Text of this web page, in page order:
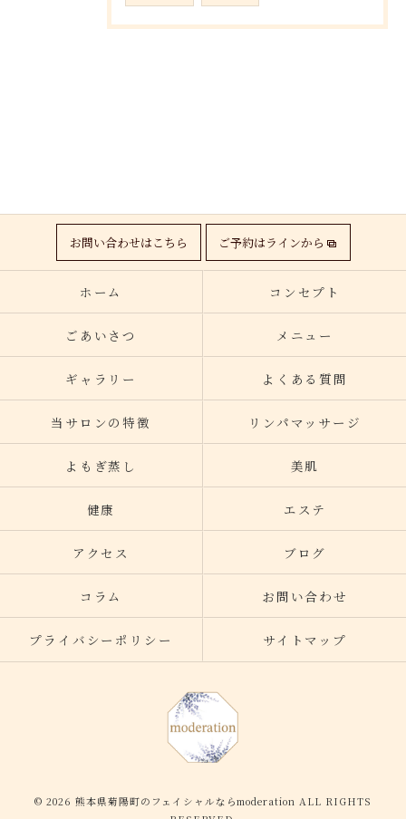
お問い合わせはこちら ご予約はラインから
ホーム コンセプト
ごあいさつ メニュー
ギャラリー よくある質問
当サロンの特徴 リンパマッサージ
よもぎ蒸し 美肌
健康 エステ
アクセス ブログ
コラム お問い合わせ
プライバシーポリシー サイトマップ
© 2026 熊本県菊陽町のフェイシャルならmoderation ALL RIGHTS